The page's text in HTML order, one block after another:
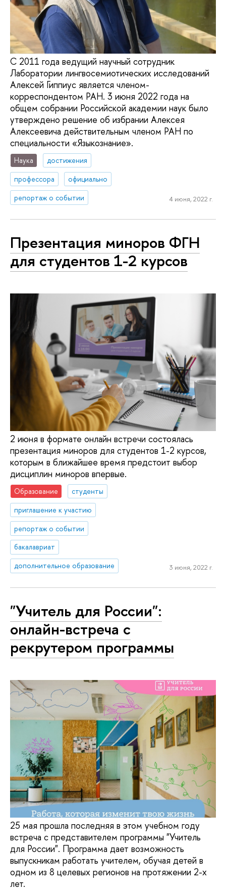
С 2011 года ведущий научный сотрудник
Лаборатории лингвосемиотических исследований
Алексей Гиппиус является членом-
корреспондентом РАН. 3 июня 2022 года на
общем собрании Российской академии наук было
утверждено решение об избрании Алексея
Алексеевича действительным членом РАН по
специальности «Языкознание».
Наука
достижения
профессора
официально
репортаж о событии
4 июня, 2022 г.
Презентация миноров ФГН
для студентов 1-2 курсов
2 июня в формате онлайн встречи состоялась
презентация миноров для студентов 1-2 курсов,
которым в ближайшее время предстоит выбор
дисциплин миноров впервые.
Образование
студенты
приглашение к участию
репортаж о событии
бакалавриат
дополнительное образование
3 июня, 2022 г.
"Учитель для России":
онлайн-встреча с
рекрутером программы
25 мая прошла последняя в этом учебном году
встреча с представителем программы "Учитель
для России". Программа дает возможность
выпускникам работать учителем, обучая детей в
одном из 8 целевых регионов на протяжении 2-х
лет.